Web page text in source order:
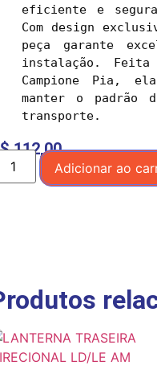
eficiente e
Com design
peça garante
instalação. Feita
Campione Pia,
manter o padrão
transporte.
112,00
Adicionar ao